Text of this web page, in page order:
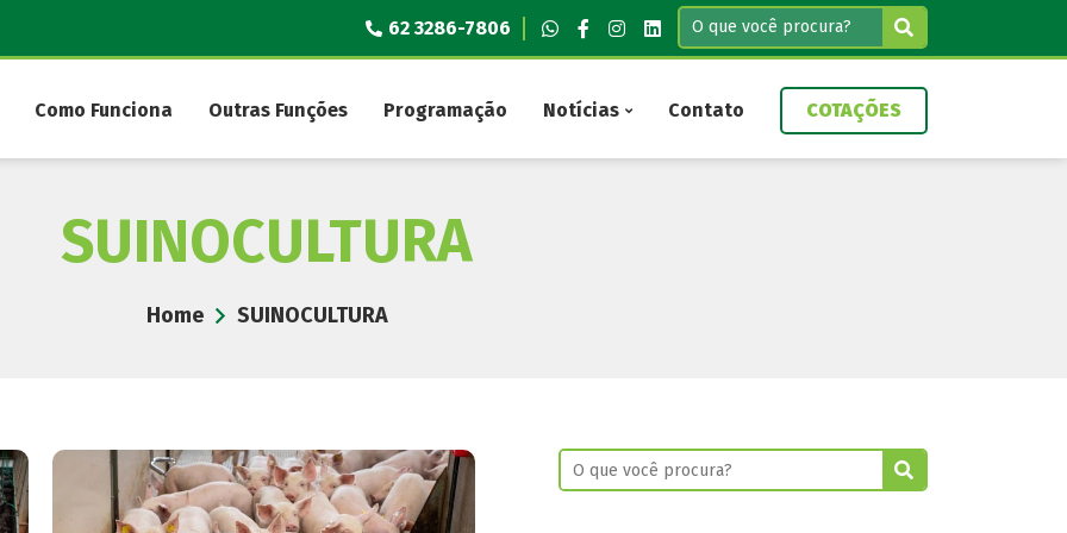
62 3286-7806
Como Funciona Outras Funções Programação Notícias Contato COTAÇÕES
SUINOCULTURA
Home SUINOCULTURA